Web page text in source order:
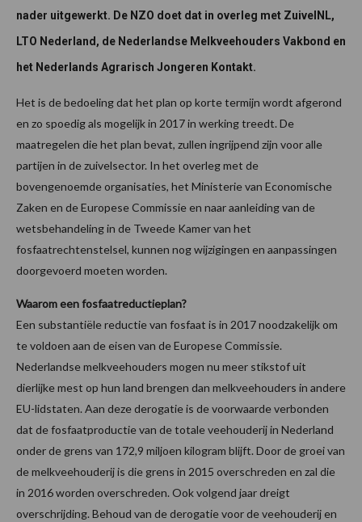
nader uitgewerkt. De NZO doet dat in overleg met ZuivelNL,
LTO Nederland, de Nederlandse Melkveehouders Vakbond en
het Nederlands Agrarisch Jongeren Kontakt.
Het is de bedoeling dat het plan op korte termijn wordt afgerond
en zo spoedig als mogelijk in 2017 in werking treedt. De
maatregelen die het plan bevat, zullen ingrijpend zijn voor alle
partijen in de zuivelsector. In het overleg met de
bovengenoemde organisaties, het Ministerie van Economische
Zaken en de Europese Commissie en naar aanleiding van de
wetsbehandeling in de Tweede Kamer van het
fosfaatrechtenstelsel, kunnen nog wijzigingen en aanpassingen
doorgevoerd moeten worden.
Waarom een fosfaatreductieplan?
Een substantiële reductie van fosfaat is in 2017 noodzakelijk om
te voldoen aan de eisen van de Europese Commissie.
Nederlandse melkveehouders mogen nu meer stikstof uit
dierlijke mest op hun land brengen dan melkveehouders in andere
EU-lidstaten. Aan deze derogatie is de voorwaarde verbonden
dat de fosfaatproductie van de totale veehouderij in Nederland
onder de grens van 172,9 miljoen kilogram blijft. Door de groei van
de melkveehouderij is die grens in 2015 overschreden en zal die
in 2016 worden overschreden. Ook volgend jaar dreigt
overschrijding. Behoud van de derogatie voor de veehouderij en